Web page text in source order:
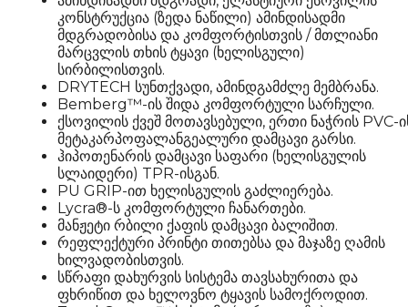
კონსტრუქცია (ზედა ნაწილი) ამინდისადმი
მდგრადობისა და კომფორტისთვის / მთლიანი
მარცვლის თხის ტყავი (ხელისგული)
სირბილისთვის.
DRYTECH სუნთქვადი, ამინდგამძლე მემბრანა.
Bemberg™-ის შიდა კომფორტული სარჩული.
ქსოვილის ქვეშ მოთავსებული, ერთი ნაჭრის PVC-
მეტაკარპოფალანგეალური დამცავი გარსი.
ჰიპოთენარის დამცავი საფარი (ხელისგულის
სლაიდერი) TPR-ისგან.
PU GRIP-ით ხელისგულის გაძლიერება.
Lycra®-ს კომფორტული ჩანართები.
მანჟეტი რბილი ქაფის დამცავი ბალიშით.
რეფლექტური პრინტი თითებსა და მაჯაზე ღამის
ხილვადობისთვის.
სწრაფი დახურვის სისტემა თავსახურითა და
ფხრიწით და ხელოვნო ტყავის სამოქროდით.